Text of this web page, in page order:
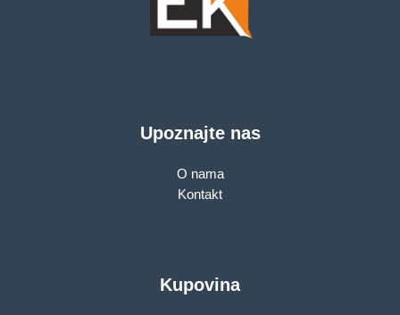
Upoznajte nas
O nama
Kontakt
Kupovina